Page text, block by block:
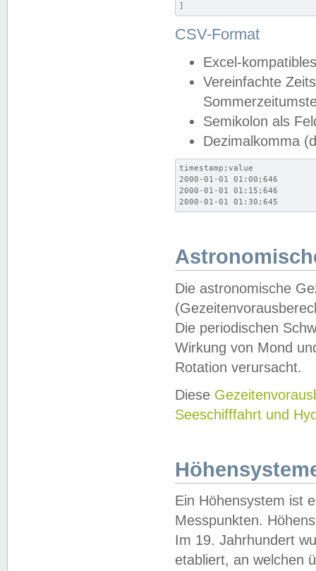
]
CSV-Format
Excel-
Vereinfachte
Semikolon als
Dezimalkomma
timestamp;value
2000-01-01 01:00;646
2000-01-01 01:15;646
2000-01-01 01:30;645
Die astronomische
Die periodischen
Wirkung von Mond
Rotation verursacht.
Diese
Seeschifffahrt und
Ein Höhensystem ist
Messpunkten.
Im 19. Jahrhundert
etabliert, an welchen